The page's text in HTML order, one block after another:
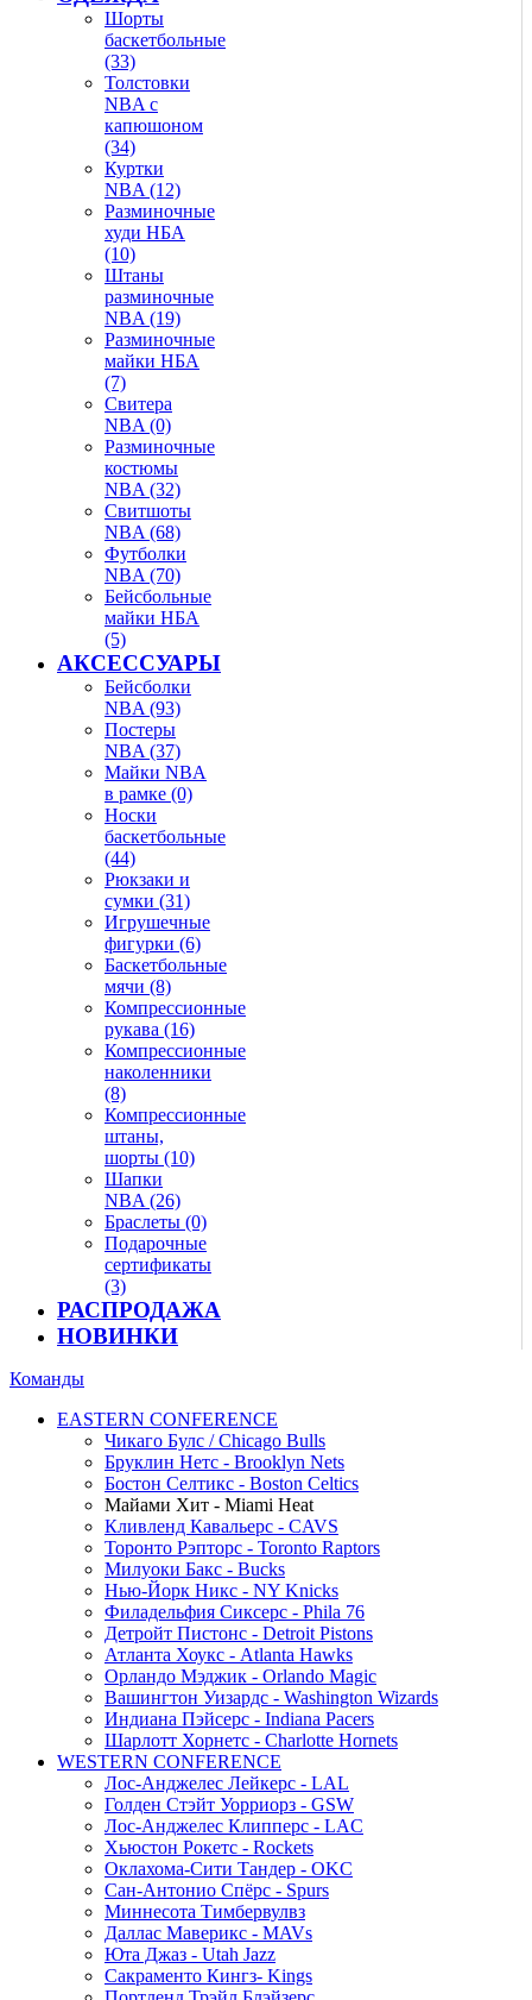
Шорты
баскетбольные
(33)
Толстовки
NBA с
капюшоном
(34)
Куртки
NBA (12)
Разминочные
худи НБА
(10)
Штаны
разминочные
NBA (19)
Разминочные
майки НБА
(7)
Свитера
NBA (0)
Разминочные
костюмы
NBA (32)
Свитшоты
NBA (68)
Футболки
NBA (70)
Бейсбольные
майки НБА
(5)
АКСЕССУАРЫ
Бейсболки
NBA (93)
Постеры
NBA (37)
Майки NBA
в рамке (0)
Носки
баскетбольные
(44)
Рюкзаки и
сумки (31)
Игрушечные
фигурки (6)
Баскетбольные
мячи (8)
Компрессионные
рукава (16)
Компрессионные
наколенники
(8)
Компрессионные
штаны,
шорты (10)
Шапки
NBA (26)
Браслеты (0)
Подарочные
сертификаты
(3)
РАСПРОДАЖА
НОВИНКИ
Команды
EASTERN CONFERENCE
Чикаго Булс / Chicago Bulls
Бруклин Нетс - Brooklyn Nets
Бостон Селтикс - Boston Celtics
Майами Хит - Miami Heat
Кливленд Кавальерс - CAVS
Торонто Рэпторс - Toronto Raptors
Милуоки Бакс - Bucks
Нью-Йорк Никс - NY Knicks
Филадельфия Сиксерс - Phila 76
Детройт Пистонс - Detroit Pistons
Атланта Хоукс - Atlanta Hawks
Орландо Мэджик - Orlando Magic
Вашингтон Уизардс - Washington Wizards
Индиана Пэйсерс - Indiana Pacers
Шарлотт Хорнетс - Charlotte Hornets
WESTERN CONFERENCE
Лос-Анджелес Лейкерс - LAL
Голден Стэйт Уорриорз - GSW
Лос-Анджелес Клипперс - LAC
Хьюстон Рокетс - Rockets
Оклахома-Сити Тандер - OKC
Сан-Антонио Спёрс - Spurs
Миннесота Тимбервулвз
Даллас Маверикс - MAVs
Юта Джаз - Utah Jazz
Сакраменто Кингз- Kings